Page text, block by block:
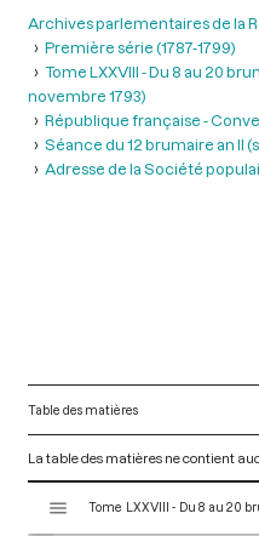
Archives parlementaires de la
Première série (1787-1799)
Tome LXXVIII - Du 8 au 20
novembre 1793)
République française -
Séance du 12 brumaire an II
Adresse de la Société
Table des matières
La table des matières ne contient